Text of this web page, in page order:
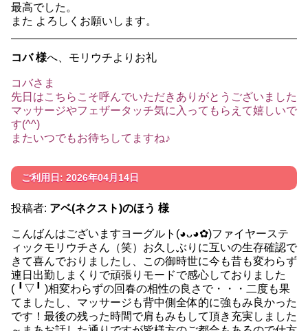
最高でした。
また よろしくお願いします。
コバ 様へ、モリウチよりお礼
コバさま
先日はこちらこそ呼んでいただきありがとうございました
マッサージやフェザータッチ気に入ってもらえて嬉しいで
す(^^)
またいつでもお待ちしてますね♪
ご利用日: 2026年04月14日
投稿者: アベ(ネクスト)のほう 様
こんばんはございますヨーグルト(⁠◕⁠ᴗ⁠◕⁠✿⁠)ファイヤーステ
ィックモリウチさん（笑）お久しぶりに互いの生存確認で
きて喜んでおりましたし、この御時世に今も昔も変わらず
連日出勤しまくりで頑張りモードで感心しておりました
(⁠ ⁠╹⁠▽⁠╹⁠ ⁠)相変わらずの回春の相性の良さで・・・二度も果
てましたし、マッサージも背中側全体的に強もみ良かった
です！最後の残った時間で肩もみもして頂き充実しました